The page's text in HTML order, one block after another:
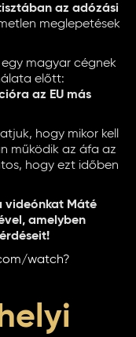
az adózási
meglepetések
magyar cégnek
előtt:
az EU más
hogy mikor kell
működik az áfa az
hogy ezt időben
videónkat Máté
amelyben
watch?